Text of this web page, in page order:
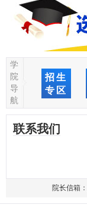
学
院
导
航
招生
专区
联系我们
院长信箱：